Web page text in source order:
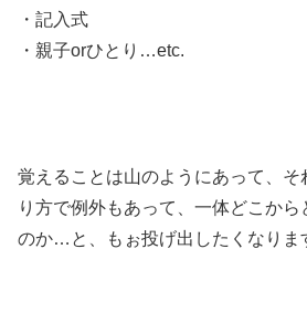
・記入式
・親子orひとり…etc.
覚えることは山のようにあって、そ
り方で例外もあって、一体どこか
のか…と、もぉ投げ出したくなりま